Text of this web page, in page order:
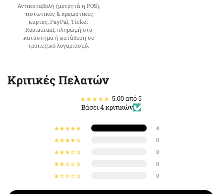
Αντικαταβολή (μετρητά η POS),
πιστωτικές & χρεωστικές
κάρτες, PayPal, Ticket
Restaurant, πληρωμή στο
κατάστημα ή κατάθεση σε
τραπεζικό λογαριασμό.
Κριτικές Πελατών
5.00 από 5
Βάσει 4 κριτικών
4
0
0
0
0